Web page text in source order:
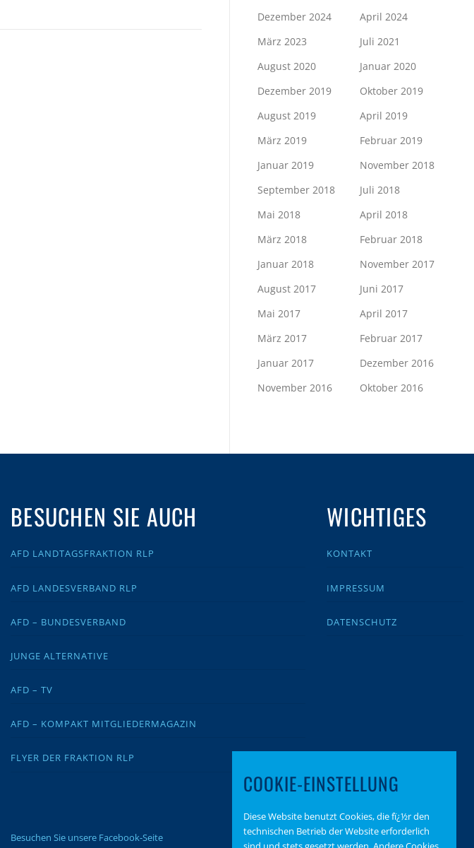
Dezember 2024
April 2024
März 2023
Juli 2021
August 2020
Januar 2020
Dezember 2019
Oktober 2019
August 2019
April 2019
März 2019
Februar 2019
Januar 2019
November 2018
September 2018
Juli 2018
Mai 2018
April 2018
März 2018
Februar 2018
Januar 2018
November 2017
August 2017
Juni 2017
Mai 2017
April 2017
März 2017
Februar 2017
Januar 2017
Dezember 2016
November 2016
Oktober 2016
BESUCHEN SIE AUCH
AFD LANDTAGSFRAKTION RLP
AFD LANDESVERBAND RLP
AFD – BUNDESVERBAND
JUNGE ALTERNATIVE
AFD – TV
AFD – KOMPAKT MITGLIEDERMAGAZIN
FLYER DER FRAKTION RLP
Besuchen Sie unsere Facebook-Seite
WICHTIGES
KONTAKT
IMPRESSUM
DATENSCHUTZ
COOKIE-EINSTELLUNG
Diese Website benutzt Cookies, die fï¿½r den
technischen Betrieb der Website erforderlich